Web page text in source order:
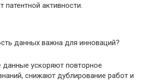
патентной активности.
данных важна для инноваций?
данные ускоряют повторное
снижают дублирование работ и